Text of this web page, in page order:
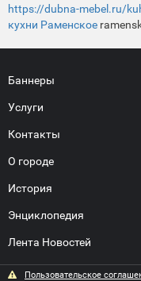
https://dubna-mebel.ru/
кухни Раменское
Баннеры
Услуги
Контакты
О городе
История
Энциклопедия
Лента Новостей
Пользовательское